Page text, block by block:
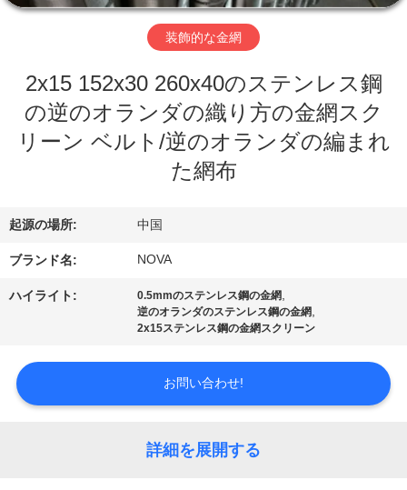
ビ
オ
VR
ョ
ー
し
装飾的な金網
2x15 152x30 260x40のステンレス鋼
の逆のオランダの織り方の金網スク
リーン ベルト/逆のオランダの編まれ
た網布
起源の場所: 中国
ブランド名: NOVA
ハイライト: 0.5mmのステンレス鋼の金網,
逆のオランダのステンレス鋼の金網,
2x15ステンレス鋼の金網スクリーン
お問い合わせ!
詳細を展開する